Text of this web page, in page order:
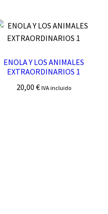
ENOLA Y LOS ANIMALES
EXTRAORDINARIOS 1
20,00 € IVA incluido